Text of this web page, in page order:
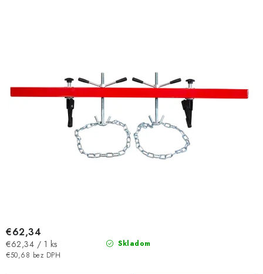
Skladom
€50,68 bez DPH
€62,34
Jednotková
cena:
€62,34 / 1 ks